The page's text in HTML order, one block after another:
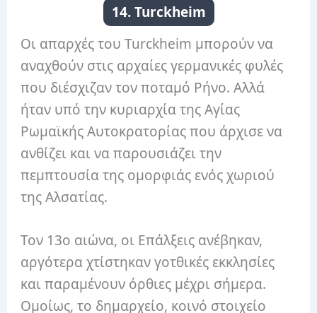
14. Turckheim
Οι απαρχές του Turckheim μπορούν να
αναχθούν στις αρχαίες γερμανικές φυλές
που διέσχιζαν τον ποταμό Ρήνο. Αλλά
ήταν υπό την κυριαρχία της Αγίας
Ρωμαϊκής Αυτοκρατορίας που άρχισε να
ανθίζει και να παρουσιάζει την
πεμπτουσία της ομορφιάς ενός χωριού
της Αλσατίας.
Τον 13ο αιώνα, οι Επάλξεις ανέβηκαν,
αργότερα χτίστηκαν γοτθικές εκκλησίες
και παραμένουν όρθιες μέχρι σήμερα.
Ομοίως, το δημαρχείο, κοινό στοιχείο